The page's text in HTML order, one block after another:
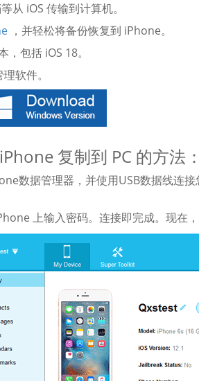
从 iOS 传输到计算机。
，并轻松将备份恢复到 iPhone。
包括 iOS 18。
软件。
复制到 PC 的方法：
数据管理器，并使用USB数据线连
上输入密码。连接即完成。现在